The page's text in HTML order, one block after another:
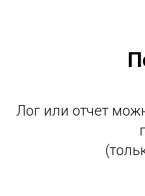
Лог или отчет